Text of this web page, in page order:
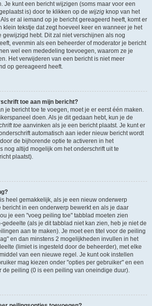
Je kunt een bericht wijzigen (soms maar voor een
is) door te klikken op de wijzig knop van het
er al iemand op je bericht gereageerd heeft, komt er
klein tekstje dat zegt hoeveel keer en wanneer je het
gewijzigd hebt. Dit zal niet verschijnen als nog
evenmin als een beheerder of moderator je bericht
wel een mededeling toevoegen, waarom ze je
Het verwijderen van een bericht is niet meer
op gereageerd heeft.
toe aan mijn bericht?
je bericht toe te voegen, moet je er eerst één maken.
doen. Als je dit gedaan hebt, kun je de
toe aanvinken als je een bericht plaatst. Je kunt er
automatisch aan ieder nieuw bericht wordt
de bijhorende optie te activeren in het
nog altijd mogelijk om het onderschrift uit te
plaatst).
heel gemakkelijk, als je een nieuw onderwerp
bericht in een onderwerp bewerkt en als je daar
je een "voeg peiling toe" tabblad moeten zien
(als je dit tabblad niet kan zien, heb je niet de
aan te maken). Je moet een titel voor de peiling
en dan minstens 2 mogelijkheden invullen in het
(limiet is ingesteld door de beheerder), met elke
van een nieuwe regel. Je kunt ook instellen
mag kiezen onder "opties per gebruiker" en een
de peiling (0 is een peiling van oneindige duur).